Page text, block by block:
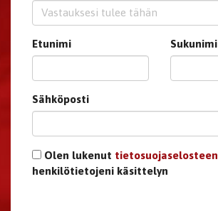
Etunimi Sukunimi
Sähköposti
Olen lukenut tietosuojaselosteen
henkilötietojeni käsittelyn